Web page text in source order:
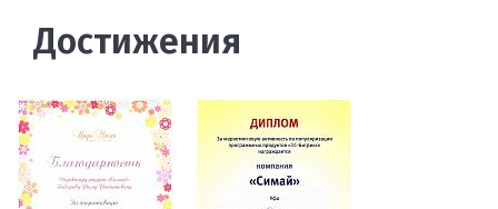
Достижения